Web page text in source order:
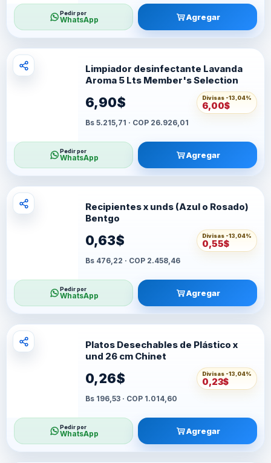
Pedir por
WhatsApp Agregar
Limpiador desinfectante Lavanda
Aroma 5 Lts Member's Selection
6,90$ Divisas -13,04%
6,00$
Bs 5.215,71 · COP 26.926,01
Pedir por
WhatsApp Agregar
Recipientes x unds (Azul o Rosado)
Bentgo
0,63$ Divisas -13,04%
0,55$
Bs 476,22 · COP 2.458,46
Pedir por
WhatsApp Agregar
Platos Desechables de Plástico x
und 26 cm Chinet
0,26$ Divisas -13,04%
0,23$
Bs 196,53 · COP 1.014,60
Pedir por
WhatsApp Agregar